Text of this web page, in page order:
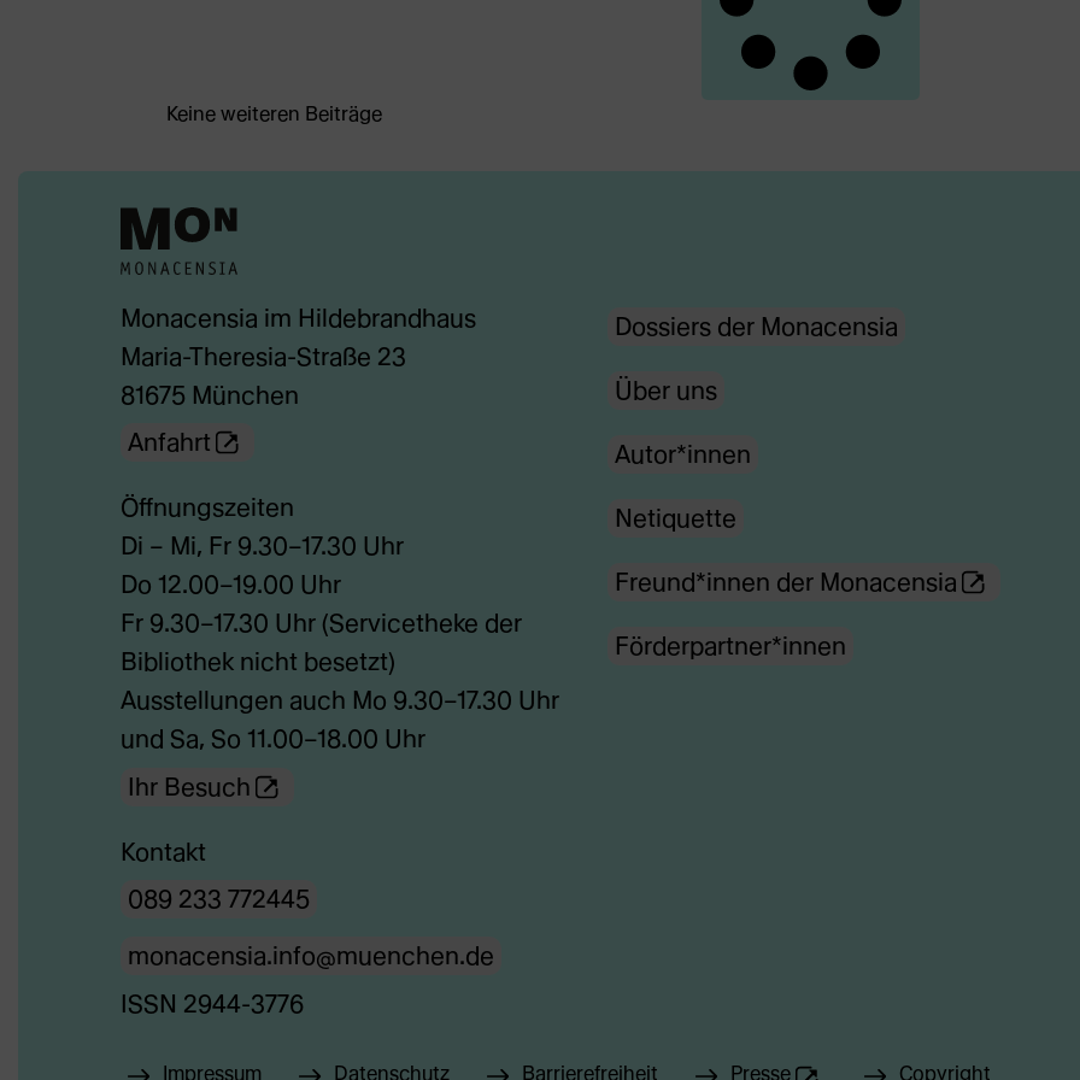
Keine weiteren Beiträge
Monacensia im Hildebrandhaus
Maria-Theresia-Straße 23
81675 München
Anfahrt (Öffnet
Webseite
in
neuem
Tab)
Öffnungszeiten
Di – Mi, Fr 9.30–17.30 Uhr
Do 12.00–19.00 Uhr
Fr 9.30–17.30 Uhr (Servicetheke der
Bibliothek nicht besetzt)
Ausstellungen auch Mo 9.30–17.30 Uhr
und Sa, So 11.00–18.00 Uhr
Ihr Besuch (Öffnet
in
neuem
Kontakt
089 233 772445
monacensia.info@muenchen.de
ISSN 2944-3776
Dossiers der Monacensia
Über uns
Autor*innen
Netiquette
Freund*innen der Monacensia(Öffnet
Förderpartner*innen
Impressum Datenschutz Barrierefreiheit Presse Copyright